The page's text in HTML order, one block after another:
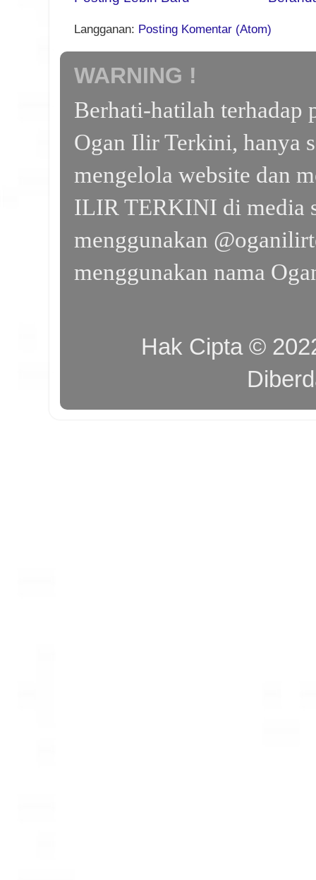
Langganan: Posting Komentar (Atom)
WARNING !
Berhati-hatilah terhadap
Ogan Ilir Terkini, hanya
mengelola website dan
ILIR TERKINI di media
menggunakan
menggunakan nama
Hak Cipta ©